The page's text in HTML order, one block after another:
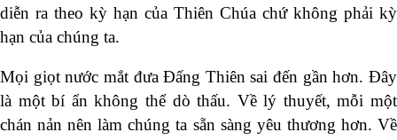
diễn ra theo kỳ hạn của Thiên Chúa chứ không phải kỳ
hạn của chúng ta.
Mọi giọt nước mắt đưa Đấng Thiên sai đến gần hơn. Đây
là một bí ẩn không thể dò thấu. Về lý thuyết, mỗi một
chán nản nên làm chúng ta sẵn sàng yêu thương hơn. Về